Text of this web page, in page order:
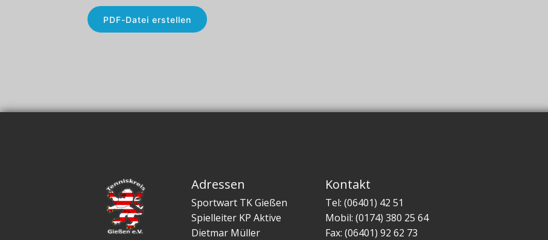
PDF-Datei erstellen
Adressen
Sportwart TK Gießen
Spielleiter KP Aktive
Dietmar Müller
Kontakt
Tel: (06401) 42 51
Mobil: (0174) 380 25 64
Fax: (06401) 92 62 73